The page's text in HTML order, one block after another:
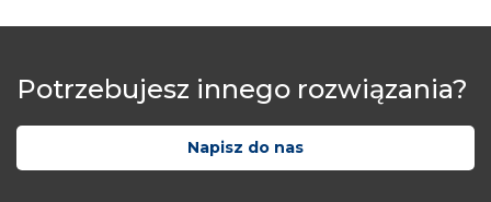
Potrzebujesz innego rozwiązania?
Napisz do nas